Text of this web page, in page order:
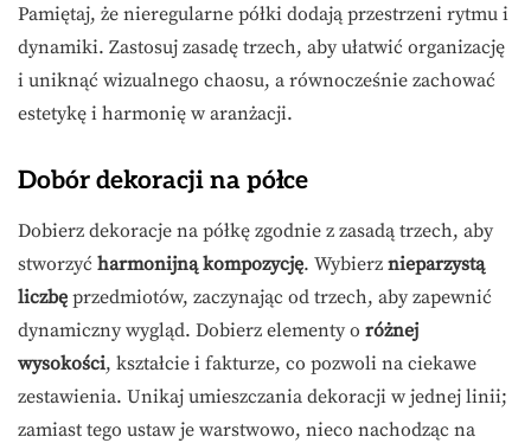
Pamiętaj, że nieregularne półki dodają przestrzeni rytmu i
dynamiki. Zastosuj zasadę trzech, aby ułatwić organizację
i uniknąć wizualnego chaosu, a równocześnie zachować
estetykę i harmonię w aranżacji.
Dobór dekoracji na półce
Dobierz dekoracje na półkę zgodnie z zasadą trzech, aby
stworzyć harmonijną kompozycję. Wybierz nieparzystą
liczbę przedmiotów, zaczynając od trzech, aby zapewnić
dynamiczny wygląd. Dobierz elementy o różnej
wysokości, kształcie i fakturze, co pozwoli na ciekawe
zestawienia. Unikaj umieszczania dekoracji w jednej linii;
zamiast tego ustaw je warstwowo, nieco nachodząc na